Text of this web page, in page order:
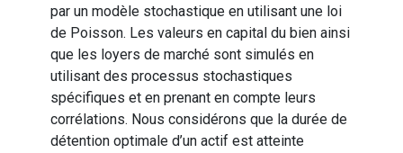
par un modèle stochastique en utilisant une loi
de Poisson. Les valeurs en capital du bien ainsi
que les loyers de marché sont simulés en
utilisant des processus stochastiques
spécifiques et en prenant en compte leurs
corrélations. Nous considérons que la durée de
détention optimale d’un actif est atteinte